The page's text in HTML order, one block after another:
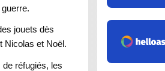
jouets dès
Nicolas et Noël.
réfugiés, les